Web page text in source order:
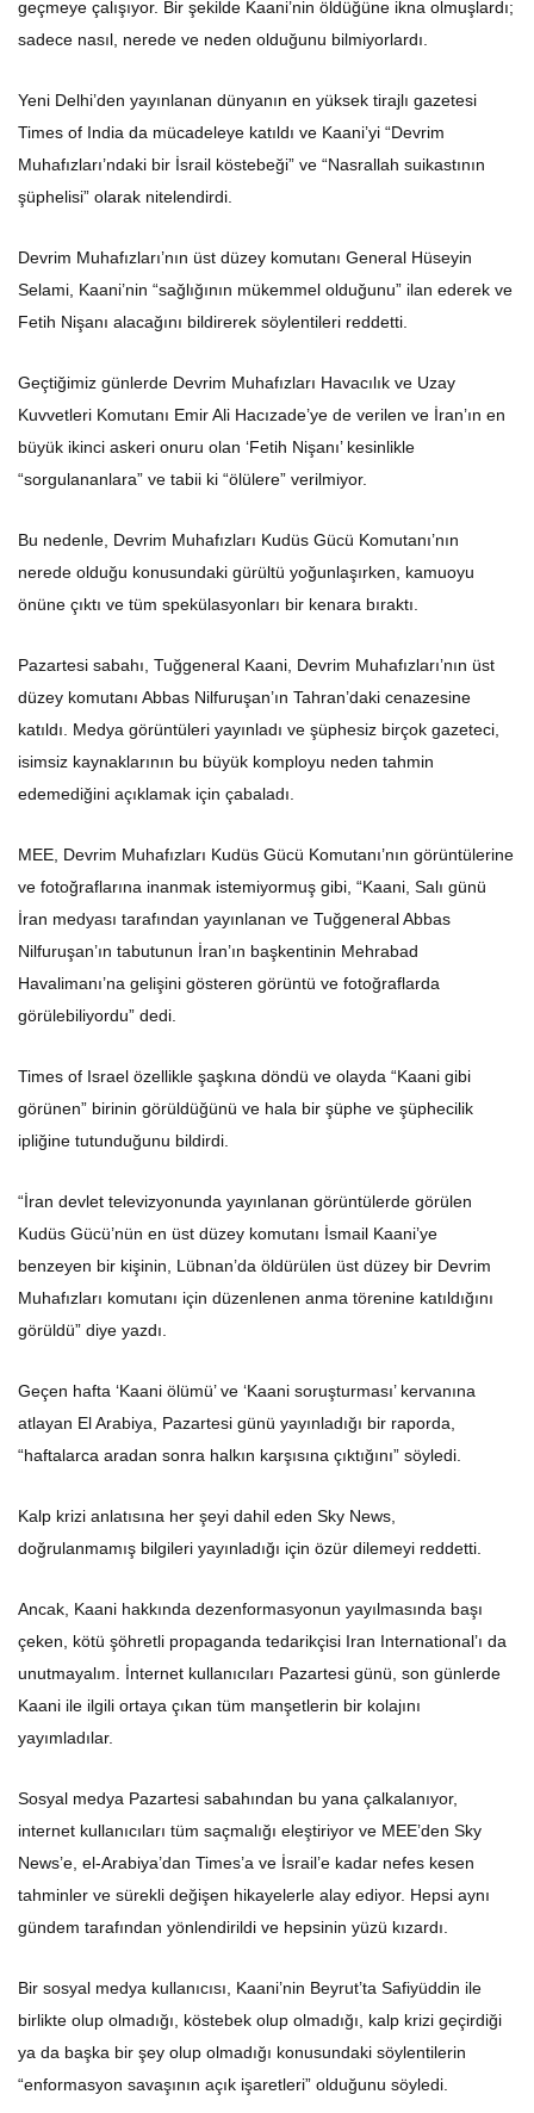
geçmeye çalışıyor. Bir şekilde Kaani’nin öldüğüne ikna olmuşlardı;
sadece nasıl, nerede ve neden olduğunu bilmiyorlardı.
Yeni Delhi’den yayınlanan dünyanın en yüksek tirajlı gazetesi
Times of India da mücadeleye katıldı ve Kaani’yi “Devrim
Muhafızları’ndaki bir İsrail köstebeği” ve “Nasrallah suikastının
şüphelisi” olarak nitelendirdi.
Devrim Muhafızları’nın üst düzey komutanı General Hüseyin
Selami, Kaani’nin “sağlığının mükemmel olduğunu” ilan ederek ve
Fetih Nişanı alacağını bildirerek söylentileri reddetti.
Geçtiğimiz günlerde Devrim Muhafızları Havacılık ve Uzay
Kuvvetleri Komutanı Emir Ali Hacızade’ye de verilen ve İran’ın en
büyük ikinci askeri onuru olan ‘Fetih Nişanı’ kesinlikle
“sorgulananlara” ve tabii ki “ölülere” verilmiyor.
Bu nedenle, Devrim Muhafızları Kudüs Gücü Komutanı’nın
nerede olduğu konusundaki gürültü yoğunlaşırken, kamuoyu
önüne çıktı ve tüm spekülasyonları bir kenara bıraktı.
Pazartesi sabahı, Tuğgeneral Kaani, Devrim Muhafızları’nın üst
düzey komutanı Abbas Nilfuruşan’ın Tahran’daki cenazesine
katıldı. Medya görüntüleri yayınladı ve şüphesiz birçok gazeteci,
isimsiz kaynaklarının bu büyük komployu neden tahmin
edemediğini açıklamak için çabaladı.
MEE, Devrim Muhafızları Kudüs Gücü Komutanı’nın görüntülerine
ve fotoğraflarına inanmak istemiyormuş gibi, “Kaani, Salı günü
İran medyası tarafından yayınlanan ve Tuğgeneral Abbas
Nilfuruşan’ın tabutunun İran’ın başkentinin Mehrabad
Havalimanı’na gelişini gösteren görüntü ve fotoğraflarda
görülebiliyordu” dedi.
Times of Israel özellikle şaşkına döndü ve olayda “Kaani gibi
görünen” birinin görüldüğünü ve hala bir şüphe ve şüphecilik
ipliğine tutunduğunu bildirdi.
“İran devlet televizyonunda yayınlanan görüntülerde görülen
Kudüs Gücü’nün en üst düzey komutanı İsmail Kaani’ye
benzeyen bir kişinin, Lübnan’da öldürülen üst düzey bir Devrim
Muhafızları komutanı için düzenlenen anma törenine katıldığını
görüldü” diye yazdı.
Geçen hafta ‘Kaani ölümü’ ve ‘Kaani soruşturması’ kervanına
atlayan El Arabiya, Pazartesi günü yayınladığı bir raporda,
“haftalarca aradan sonra halkın karşısına çıktığını” söyledi.
Kalp krizi anlatısına her şeyi dahil eden Sky News,
doğrulanmamış bilgileri yayınladığı için özür dilemeyi reddetti.
Ancak, Kaani hakkında dezenformasyonun yayılmasında başı
çeken, kötü şöhretli propaganda tedarikçisi Iran International’ı da
unutmayalım. İnternet kullanıcıları Pazartesi günü, son günlerde
Kaani ile ilgili ortaya çıkan tüm manşetlerin bir kolajını
yayımladılar.
Sosyal medya Pazartesi sabahından bu yana çalkalanıyor,
internet kullanıcıları tüm saçmalığı eleştiriyor ve MEE’den Sky
News’e, el-Arabiya’dan Times’a ve İsrail’e kadar nefes kesen
tahminler ve sürekli değişen hikayelerle alay ediyor. Hepsi aynı
gündem tarafından yönlendirildi ve hepsinin yüzü kızardı.
Bir sosyal medya kullanıcısı, Kaani’nin Beyrut’ta Safiyüddin ile
birlikte olup olmadığı, köstebek olup olmadığı, kalp krizi geçirdiği
ya da başka bir şey olup olmadığı konusundaki söylentilerin
“enformasyon savaşının açık işaretleri” olduğunu söyledi.